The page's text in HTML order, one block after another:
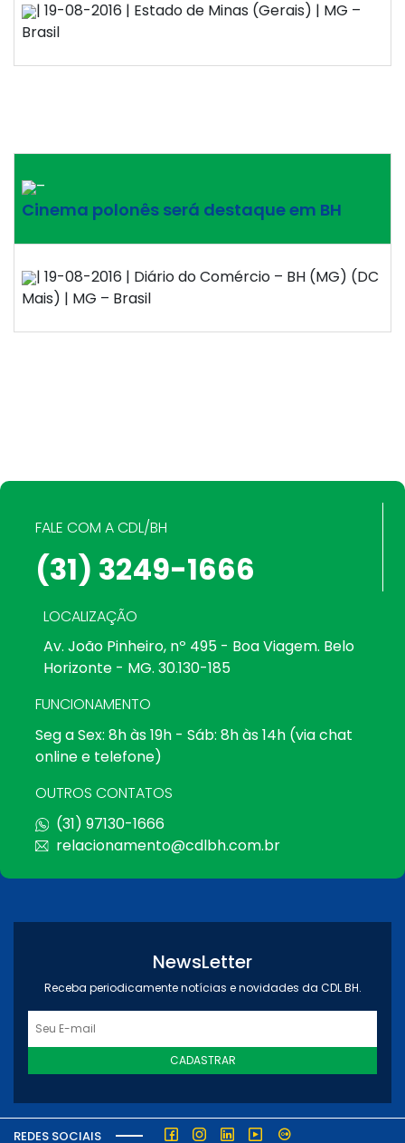
| 19-08-2016 | Estado de Minas (Gerais) | MG –
Brasil
–
Cinema polonês será destaque em BH
| 19-08-2016 | Diário do Comércio – BH (MG) (DC
Mais) | MG – Brasil
FALE COM A CDL/BH
(31) 3249-1666
LOCALIZAÇÃO
Av. João Pinheiro, nº 495 - Boa Viagem. Belo
Horizonte - MG. 30.130-185
FUNCIONAMENTO
Seg a Sex: 8h às 19h - Sáb: 8h às 14h (via chat
online e telefone)
OUTROS CONTATOS
(31) 97130-1666
relacionamento@cdlbh.com.br
NewsLetter
Receba periodicamente notícias e novidades da CDL BH.
CADASTRAR
REDES SOCIAIS